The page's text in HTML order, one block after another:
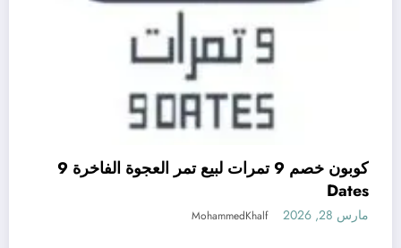
كوبون خصم 9 تمرات لبيع تمر العجوة الفاخرة 9
Dates
مارس 28, 2026 MohammedKhalf